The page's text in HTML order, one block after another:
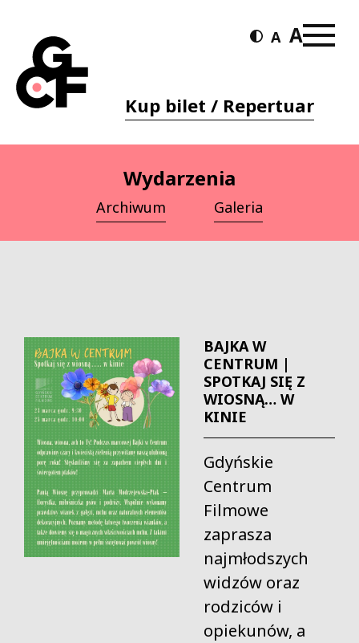
Kup bilet / Repertuar
Wydarzenia
Archiwum Galeria
BAJKA W
CENTRUM |
SPOTKAJ SIĘ Z
WIOSNĄ… W
KINIE
Gdyńskie
Centrum
Filmowe
zaprasza
najmłodszych
widzów oraz
rodziców i
opiekunów, a